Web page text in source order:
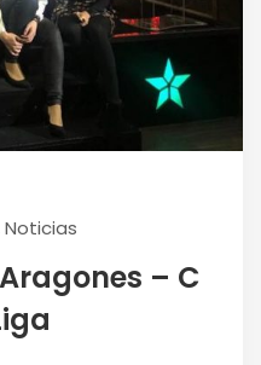
Noticias
– C